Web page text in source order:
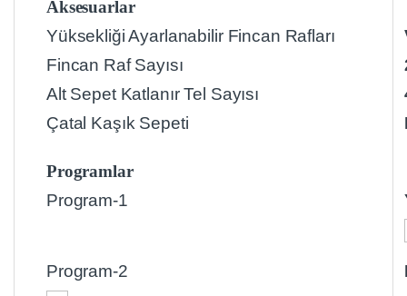
Aksesuarlar
Yüksekliği Ayarlanabilir Fincan Rafları
Fincan Raf Sayısı
Alt Sepet Katlanır Tel Sayısı
Çatal Kaşık Sepeti
Programlar
Program-1
Program-2